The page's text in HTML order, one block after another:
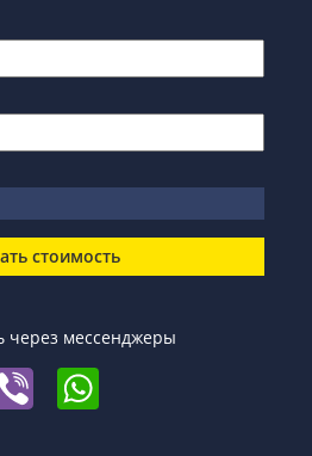
стоимость
через мессенджеры